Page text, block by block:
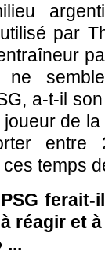
par
a-t-il
de la
temps
réagir et
...